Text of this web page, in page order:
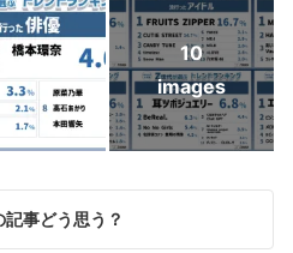
10
images
記事どう思う？